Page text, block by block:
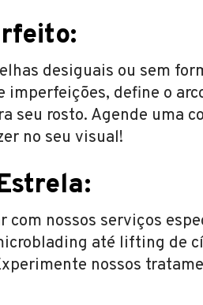
desiguais ou sem
imperfeições, define o
seu rosto. Agende uma
no seu visual!
com nossos serviços
até lifting de
nossos